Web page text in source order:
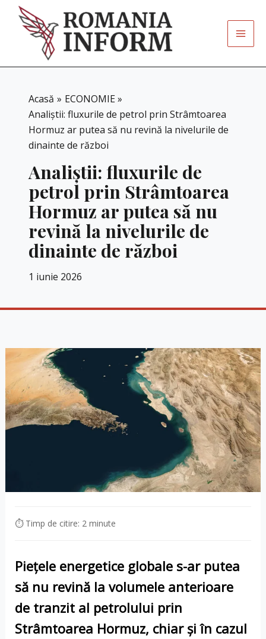
content
Acasă
ECONOMIE
Analiștii: fluxurile de petrol prin Strâmtoarea
Hormuz ar putea să nu revină la nivelurile de
dinainte de război
Analiștii: fluxurile de
petrol prin Strâmtoarea
Hormuz ar putea să nu
revină la nivelurile de
dinainte de război
1 iunie 2026
⏱ Timp de citire: 2 minute
Piețele energetice globale s-ar putea
să nu revină la volumele anterioare
de tranzit al petrolului prin
Strâmtoarea Hormuz, chiar și în cazul